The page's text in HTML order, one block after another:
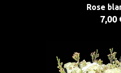
Rose
7,00